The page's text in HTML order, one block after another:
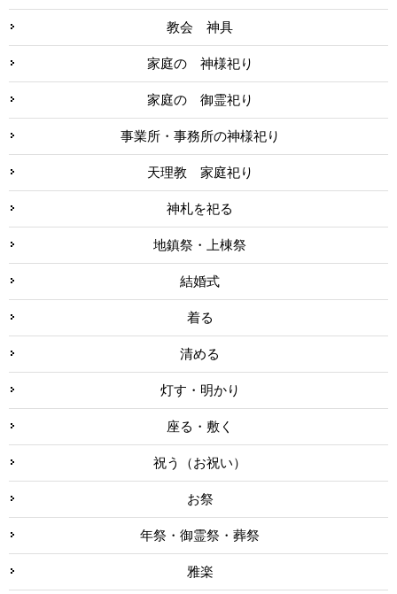
教会 神具
家庭の 神様祀り
家庭の 御霊祀り
事業所・事務所の神様祀り
天理教 家庭祀り
神札を祀る
地鎮祭・上棟祭
結婚式
着る
清める
灯す・明かり
座る・敷く
祝う（お祝い）
お祭
年祭・御霊祭・葬祭
雅楽